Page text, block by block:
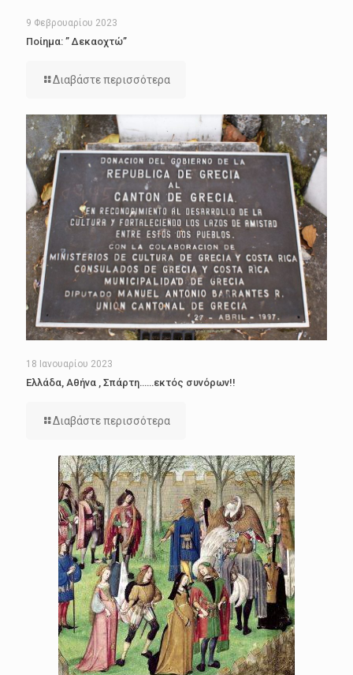
9 Φεβρουαρίου 2023
Ποίημα: ” Δεκαοχτώ”
Διαβάστε περισσότερα
18 Ιανουαρίου 2023
Ελλάδα, Αθήνα , Σπάρτη……εκτός συνόρων!!
Διαβάστε περισσότερα